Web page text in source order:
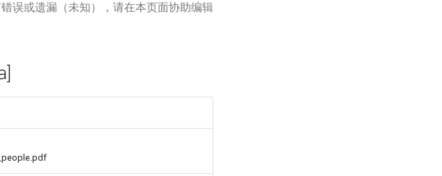
误或遗漏（未知），请在本页面协助编辑